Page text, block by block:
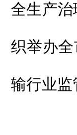
全生产
织举办
输行业监